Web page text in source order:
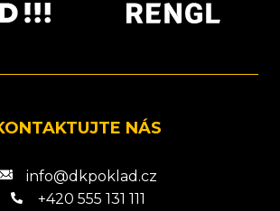
NÁS
info@dkpoklad.cz
+420 555 131 111